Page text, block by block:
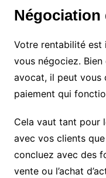
Négociation
Votre rentabilité est
vous négociez. Bien
avocat, il peut vous
paiement qui
Cela vaut tant pour
avec vos clients
concluez avec des
vente ou l’achat